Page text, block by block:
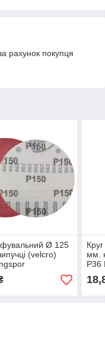
рахунок покупця
Ø 125
(velcro)
мм.
P36